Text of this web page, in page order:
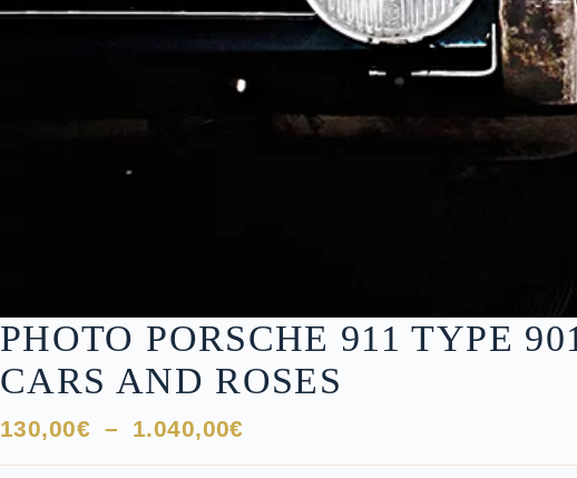
PHOTO PORSCHE 911 TYPE
CARS AND ROSES
130,00€ – 1.040,00€Plage